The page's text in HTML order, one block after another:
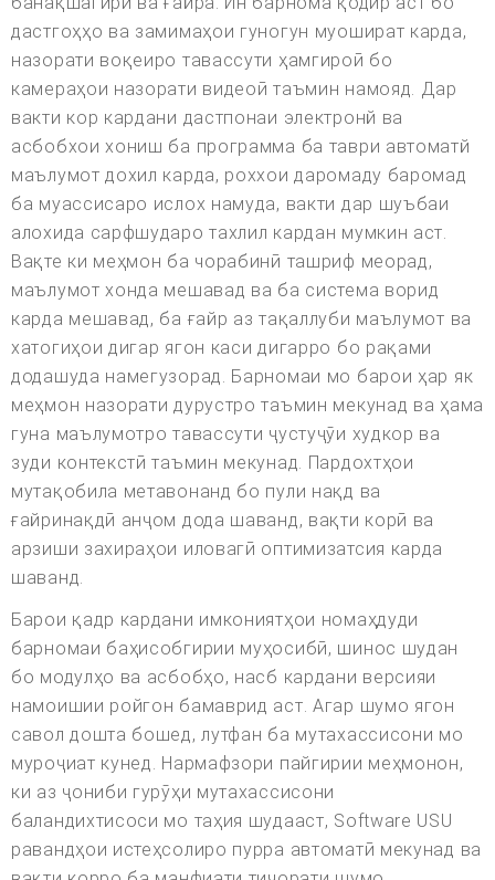
дастгоҳҳо ва замимаҳои гуногун муошират карда,
назорати воқеиро тавассути ҳамгироӣ бо
камераҳои назорати видеоӣ таъмин намояд. Дар
вакти кор кардани дастпонаи электронй ва
асбобхои хониш ба программа ба таври автоматй
маълумот дохил карда, роххои даромаду баромад
ба муассисаро ислох намуда, вакти дар шуъбаи
алохида сарфшударо тахлил кардан мумкин аст.
Вақте ки меҳмон ба чорабинӣ ташриф меорад,
маълумот хонда мешавад ва ба система ворид
карда мешавад, ба ғайр аз тақаллуби маълумот ва
хатогиҳои дигар ягон каси дигарро бо рақами
додашуда намегузорад. Барномаи мо барои ҳар як
меҳмон назорати дурустро таъмин мекунад ва ҳама
гуна маълумотро тавассути ҷустуҷӯи худкор ва
зуди контекстӣ таъмин мекунад. Пардохтҳои
мутақобила метавонанд бо пули нақд ва
ғайринақдӣ анҷом дода шаванд, вақти корӣ ва
арзиши захираҳои иловагӣ оптимизатсия карда
шаванд.
Барои қадр кардани имкониятҳои номаҳдуди
барномаи баҳисобгирии муҳосибӣ, шинос шудан
бо модулҳо ва асбобҳо, насб кардани версияи
намоишии ройгон бамаврид аст. Агар шумо ягон
савол дошта бошед, лутфан ба мутахассисони мо
муроҷиат кунед. Нармафзори пайгирии меҳмонон,
ки аз ҷониби гурӯҳи мутахассисони
баландихтисоси мо таҳия шудааст, Software USU
равандҳои истеҳсолиро пурра автоматӣ мекунад ва